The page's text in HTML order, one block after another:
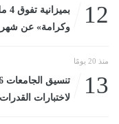
12
وكرامة» عن شهر... الثلاثاء، 14
منذ 20 يومًا
13
لاختبارات القدرات